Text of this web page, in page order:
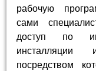
рабочую
сами
доступ по
инсталляции
посредством